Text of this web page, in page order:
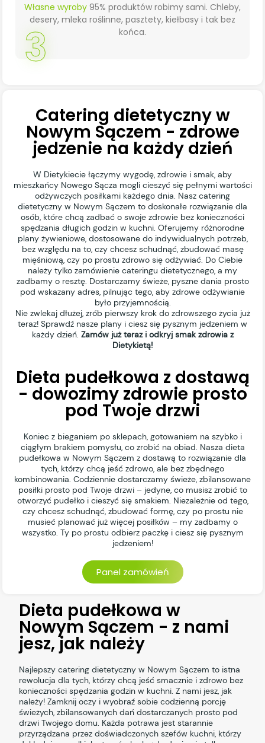
Własne wyroby 95% produktów robimy sami. Chleby,
desery, mleka roślinne, pasztety, kiełbasy i tak bez
końca.
3
Catering dietetyczny w
Nowym Sączem - zdrowe
jedzenie na każdy dzień
W Dietykiecie łączymy wygodę, zdrowie i smak, aby
mieszkańcy Nowego Sącza mogli cieszyć się pełnymi wartości
odżywczych posiłkami każdego dnia. Nasz catering
dietetyczny w Nowym Sączem to doskonałe rozwiązanie dla
osób, które chcą zadbać o swoje zdrowie bez konieczności
spędzania długich godzin w kuchni. Oferujemy różnorodne
plany żywieniowe, dostosowane do indywidualnych potrzeb,
bez względu na to, czy chcesz schudnąć, zbudować masę
mięśniową, czy po prostu zdrowo się odżywiać. Do Ciebie
należy tylko zamówienie cateringu dietetycznego, a my
zadbamy o resztę. Dostarczamy świeże, pyszne dania prosto
pod wskazany adres, pilnując tego, aby zdrowe odżywianie
było przyjemnością.
Nie zwlekaj dłużej, zrób pierwszy krok do zdrowszego życia już
teraz! Sprawdź nasze plany i ciesz się pysznym jedzeniem w
każdy dzień. Zamów już teraz i odkryj smak zdrowia z
Dietykietą!
Dieta pudełkowa z dostawą
- dowozimy zdrowie prosto
pod Twoje drzwi
Koniec z bieganiem po sklepach, gotowaniem na szybko i
ciągłym brakiem pomysłu, co zrobić na obiad. Nasza dieta
pudełkowa w Nowym Sączem z dostawą to rozwiązanie dla
tych, którzy chcą jeść zdrowo, ale bez zbędnego
kombinowania. Codziennie dostarczamy świeże, zbilansowane
posiłki prosto pod Twoje drzwi – jedyne, co musisz zrobić to
otworzyć pudełko i cieszyć się smakiem. Niezależnie od tego,
czy chcesz schudnąć, zbudować formę, czy po prostu nie
musieć planować już więcej posiłków – my zadbamy o
wszystko. Ty po prostu odbierz paczkę i ciesz się pysznym
jedzeniem!
Panel zamówień
Dieta pudełkowa w
Nowym Sączem - z nami
jesz, jak należy
Najlepszy catering dietetyczny w Nowym Sączem to istna
rewolucja dla tych, którzy chcą jeść smacznie i zdrowo bez
konieczności spędzania godzin w kuchni. Z nami jesz, jak
należy! Zamknij oczy i wyobraź sobie codzienną porcję
świeżych, zbilansowanych dań dostarczanych prosto pod
drzwi Twojego domu. Każda potrawa jest starannie
przyrządzana przez doświadczonych szefów kuchni, którzy